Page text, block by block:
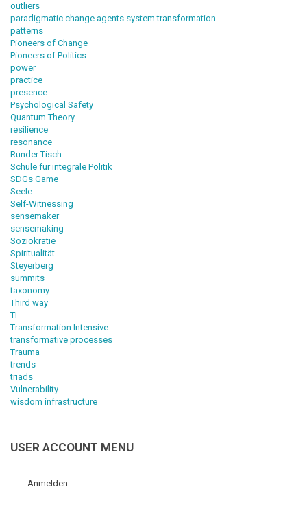
outliers
paradigmatic change agents system transformation
patterns
Pioneers of Change
Pioneers of Politics
power
practice
presence
Psychological Safety
Quantum Theory
resilience
resonance
Runder Tisch
Schule für integrale Politik
SDGs Game
Seele
Self-Witnessing
sensemaker
sensemaking
Soziokratie
Spiritualität
Steyerberg
summits
taxonomy
Third way
TI
Transformation Intensive
transformative processes
Trauma
trends
triads
Vulnerability
wisdom infrastructure
USER ACCOUNT MENU
Anmelden